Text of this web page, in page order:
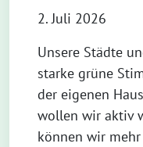
2. Juli 2026
Unsere Städte
starke grüne
der eigenen
wollen wir aktiv
können wir